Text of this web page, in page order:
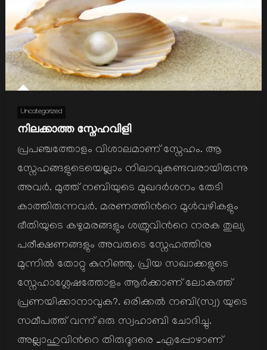
Uncategorized
നിലക്കാത്ത സ്നേഹവിളി
പ്രപഞ്ചത്തോളം വിശാലമാണ് സ്നേഹം. ആ
സ്നേഹങ്ങളുടെയെല്ലാം നിലാവുകണ്ടവരായിരുന്നു
അവര്‍. മുത്ത് നബിയുടെ മുഖദര്‍ശനം തേടി
കാത്തിരുന്നവര്‍. മരണത്തിന്‍റെ മുള്‍വഴികളും
ഭീതിയുടെ കഴുമരങ്ങളും ശത്രുവിന്‍റെ നരക തുല്യ
പരീക്ഷണങ്ങളും അവരുടെ സ്നേഹത്തിനു
മുന്നില്‍ തോറ്റു കുനിഞ്ഞു. പ്രിയ സഖാക്കളുടെ
സ്നേഹാശ്ലേഷത്തോളം ആര്‍ക്കാണ് ലോകത്ത്
പ്രണയിക്കാനാവുക?. ഒരിക്കല്‍ നബി(സ്വ) യുടെ
സമീപത്ത് വന്ന് ഒരു സ്വഹാബി ചോദിച്ചു.
അല്ലാഹുവിന്‍റെ തിരുദൂദരെ …എപ്പോഴാണ്